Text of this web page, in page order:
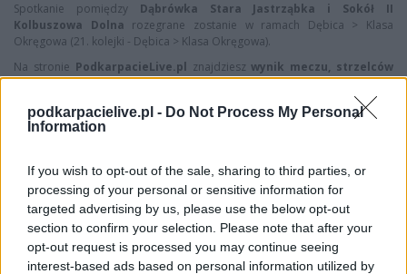
podkarpacielive.pl - Do Not Process My Personal
Information
If you wish to opt-out of the sale, sharing to third parties, or
processing of your personal or sensitive information for
targeted advertising by us, please use the below opt-out
section to confirm your selection. Please note that after your
opt-out request is processed you may continue seeing
interest-based ads based on personal information utilized by
Spotkanie pomiędzy Dąbrówka Stara Jastrząbka i Sokół II
Kolbuszowa Dolna rozegrane zostanie w ramach Dębica > Klasa
Okręgowa (21. kolejki - Dębica > Klasa Okręgowa).
Na stronie PodkarpacieLive.pl znajdzieszwynik meczu, strzelców
bramek, kartki, składy, statystyki i informacje o przebiegu
. To kompletne źródło danych dla kibiców i pasjonatów
lokalnej piłki nożnej. Jeżeli aktualnie nie widzisz tutaj danych z pewnością
pracujemy nad tym żeby je uzupełnić.
Wynik meczu Dąbrówka Stara Jastrząbka vs Sokół II Kolbuszowa
Dolna
Po zakończeniu spotkania automatycznie publikujemy
spotkania, a także dane meczowe, jeśli są dostępne.
Pełny harmonogram rozgrywek dostępny jest tutaj:Dębica > Klasa
Okręgowa - terminarz